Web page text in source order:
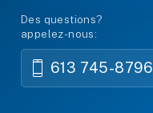
Des questions?
appelez-nous:
613 745-8796